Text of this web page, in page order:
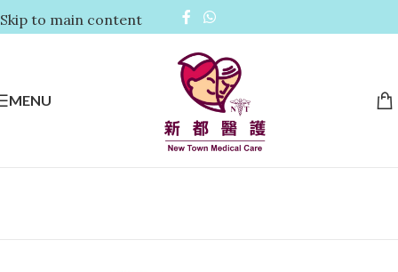
Skip to main content
MENU